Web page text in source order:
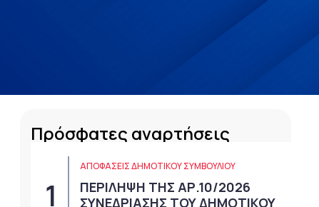
Πρόσφατες αναρτήσεις
ΑΠΟΦΆΣΕΙΣ ΔΗΜΟΤΙΚΟΎ ΣΥΜΒΟΥΛΊΟΥ
ΠΕΡΙΛΗΨΗ ΤΗΣ ΑΡ.10/2026
ΣΥΝΕΔΡΙΑΣΗΣ ΤΟΥ ΔΗΜΟΤΙΚΟΥ